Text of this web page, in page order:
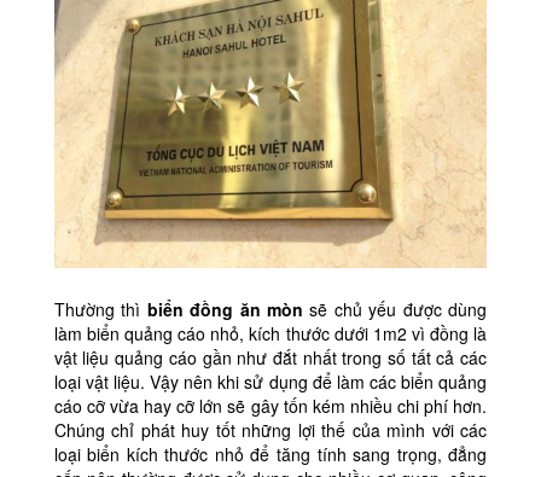
Thường thì biển đồng ăn mòn sẽ chủ yếu được dùng
làm biển quảng cáo nhỏ, kích thước dưới 1m2 vì đồng là
vật liệu quảng cáo gần như đắt nhất trong số tất cả các
loại vật liệu. Vậy nên khi sử dụng để làm các biển quảng
cáo cỡ vừa hay cỡ lớn sẽ gây tốn kém nhiều chi phí hơn.
Chúng chỉ phát huy tốt những lợi thế của mình với các
loại biển kích thước nhỏ để tăng tính sang trọng, đẳng